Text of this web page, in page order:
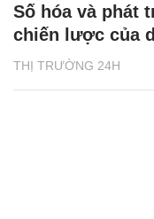
THỊ TRƯỜNG 24H
Số hóa và phát
chiến lược của